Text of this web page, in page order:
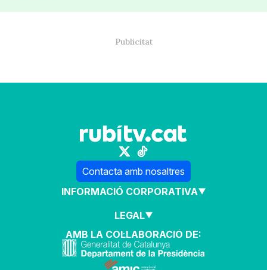
Contacta amb nosaltres
INFORMACIÓ CORPORATIVA
LEGAL
AMB LA COL·LABORACIÓ DE: